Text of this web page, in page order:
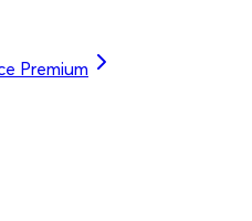
Premium